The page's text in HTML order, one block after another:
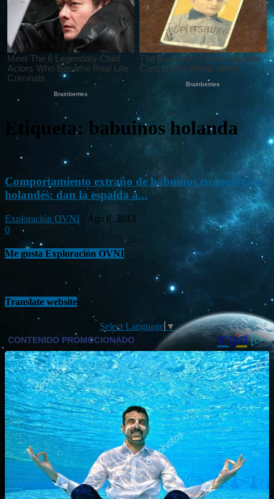
Etiqueta: babuinos holanda
Comportamiento extraño de babuinos en zoológico
holandés: dan la espalda a...
Exploración OVNI - Ago 6, 2013
0
Me gusta Exploración OVNI
Translate website
Select Language ▼